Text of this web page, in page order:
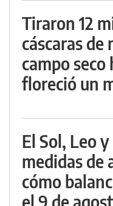
Tiraron 12
cáscaras de
campo seco
floreció un
El Sol, Leo
medidas de
cómo
el 9 de